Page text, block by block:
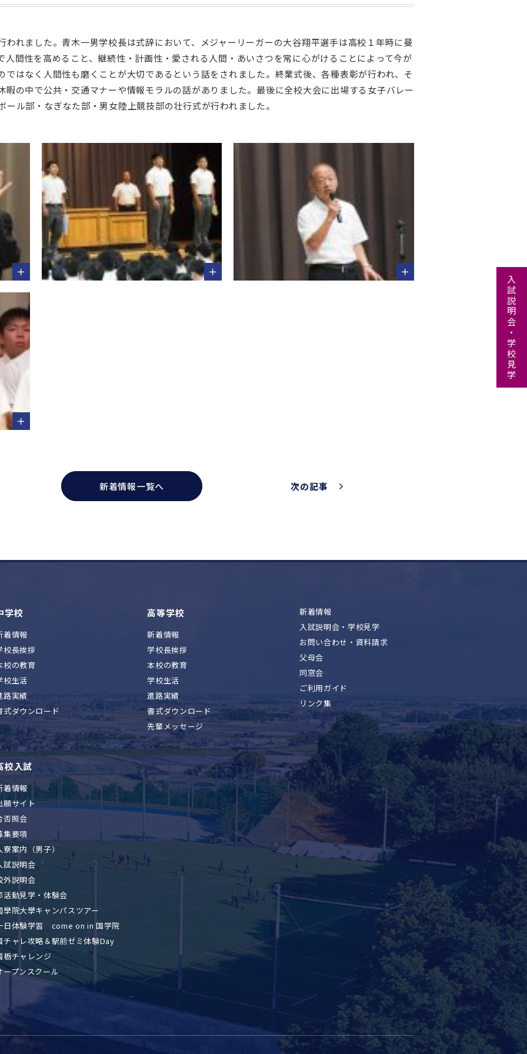
入試説明会・学校見学
われました。青木一男学校長は式辞において、メジャーリーガーの大谷翔平選手は高校１年時に曼
人間性を高めること、継続性・計画性・愛される人間・あいさつを常に心がけることによって今が
ではなく人間性も磨くことが大切であるという話をされました。終業式後、各種表彰が行われ、そ
暇の中で公共・交通マナーや情報モラルの話がありました。最後に全校大会に出場する女子バレー
ル部・なぎなた部・男女陸上競技部の壮行式が行われました。
新着情報一覧へ 次の記事
学校
着情報
校長挨拶
校の教育
校生活
路実績
式ダウンロード
高等学校
新着情報
学校長挨拶
本校の教育
学校生活
進路実績
書式ダウンロード
先輩メッセージ
校入試
着情報
願サイト
否照会
集要項
寮案内（男子）
試説明会
外説明会
活動見学・体験会
學院大學キャンパスツアー
日体験学習 come on in 国学院
チャレ攻略＆駅前ゼミ体験Day
栃チャレンジ
ープンスクール
新着情報
入試説明会・学校見学
お問い合わせ・資料請求
父母会
同窓会
ご利用ガイド
リンク集